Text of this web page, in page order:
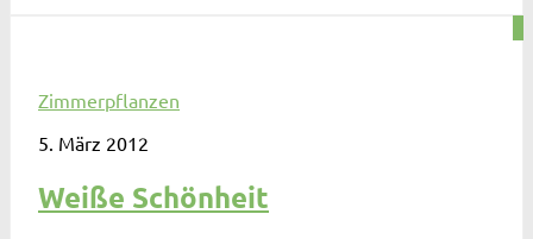
Zimmerpflanzen
5. März 2012
Weiße Schönheit